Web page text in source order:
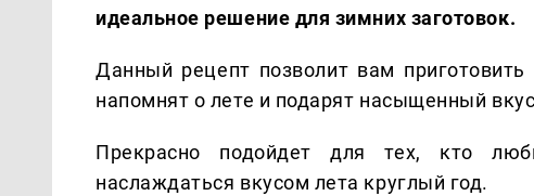
идеальное решение для зимних заготовок.
Данный рецепт позволит вам
напомнят о лете и подарят насыщенный
Прекрасно подойдет для тех, кто
наслаждаться вкусом лета круглый год.